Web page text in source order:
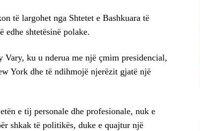
të largohet nga Shtetet e Bashkuara të
edhe shtetësinë polake.
ku u nderua me një çmim presidencial,
York dhe të ndihmojë njerëzit gjatë një
e tij personale dhe profesionale, nuk e
shkak të politikës, duke e quajtur një